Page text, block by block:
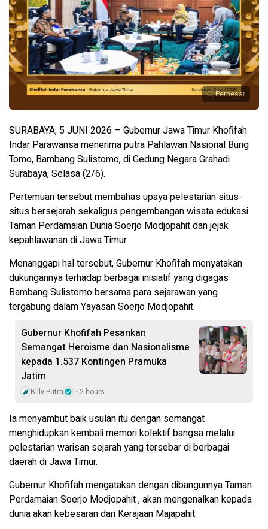
Perbesar
SURABAYA, 5 JUNI 2026 – Gubernur Jawa Timur Khofifah
Indar Parawansa menerima putra Pahlawan Nasional Bung
Tomo, Bambang Sulistomo, di Gedung Negara Grahadi
Surabaya, Selasa (2/6).
Pertemuan tersebut membahas upaya pelestarian situs-
situs bersejarah sekaligus pengembangan wisata edukasi
Taman Perdamaian Dunia Soerjo Modjopahit dan jejak
kepahlawanan di Jawa Timur.
Menanggapi hal tersebut, Gubernur Khofifah menyatakan
dukungannya terhadap berbagai inisiatif yang digagas
Bambang Sulistomo bersama para sejarawan yang
tergabung dalam Yayasan Soerjo Modjopahit.
Gubernur Khofifah Pesankan
Semangat Heroisme dan Nasionalisme
kepada 1.537 Kontingen Pramuka
Jatim
Billy Putra 2 hours
Ia menyambut baik usulan itu dengan semangat
menghidupkan kembali memori kolektif bangsa melalui
pelestarian warisan sejarah yang tersebar di berbagai
daerah di Jawa Timur.
Gubernur Khofifah mengatakan dengan dibangunnya Taman
Perdamaian Soerjo Modjopahit , akan mengenalkan kepada
dunia akan kebesaran dari Kerajaan Majapahit.